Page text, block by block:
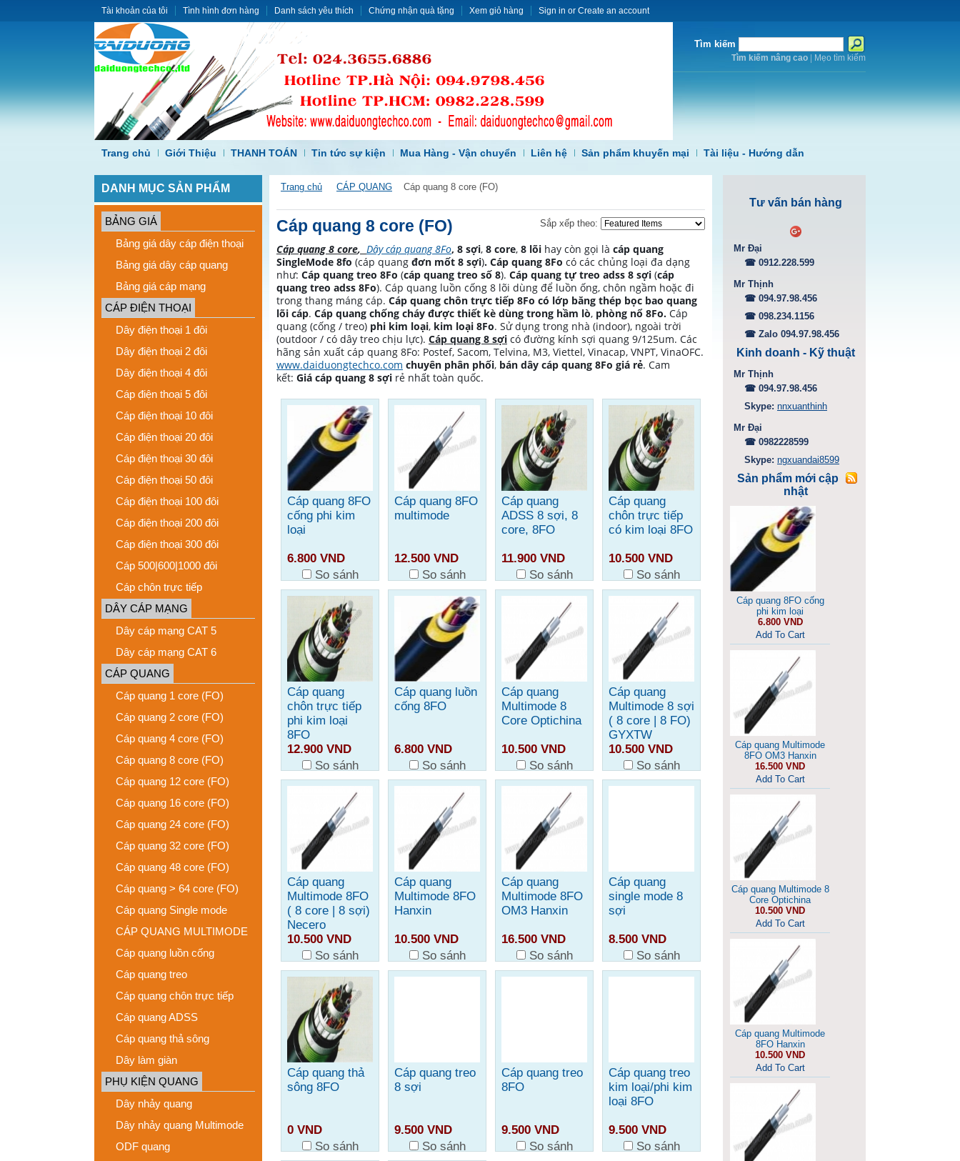
Tài khoản của tôi Tình hình đơn hàng Danh sách yêu thích Chứng nhận quà tặng Xem giỏ hàng Sign in or Create an account
Tìm kiếm
Tìm kiếm nâng cao Mẹo tìm kiếm
Trang chủ Giới Thiệu THANH TOÁN Tin tức sự kiện Mua Hàng - Vận chuyển Liên hệ Sản phẩm khuyến mại Tài liệu - Hướng dẫn
DANH MỤC SẢN PHẨM
BẢNG GIÁ
Bảng giá dây cáp điện thoại
Bảng giá dây cáp quang
Bảng giá cáp mạng
CÁP ĐIỆN THOẠI
Dây điện thoại 1 đôi
Dây điện thoại 2 đôi
Dây điện thoại 4 đôi
Cáp điện thoại 5 đôi
Cáp điện thoại 10 đôi
Cáp điện thoại 20 đôi
Cáp điện thoại 30 đôi
Cáp điện thoại 50 đôi
Cáp điện thoại 100 đôi
Cáp điện thoại 200 đôi
Cáp điện thoại 300 đôi
Cáp 500|600|1000 đôi
Cáp chôn trực tiếp
DÂY CÁP MẠNG
Dây cáp mạng CAT 5
Dây cáp mạng CAT 6
CÁP QUANG
Cáp quang 1 core (FO)
Cáp quang 2 core (FO)
Cáp quang 4 core (FO)
Cáp quang 8 core (FO)
Cáp quang 12 core (FO)
Cáp quang 16 core (FO)
Cáp quang 24 core (FO)
Cáp quang 32 core (FO)
Cáp quang 48 core (FO)
Cáp quang > 64 core (FO)
Cáp quang Single mode
CÁP QUANG MULTIMODE
Cáp quang luồn cống
Cáp quang treo
Cáp quang chôn trực tiếp
Cáp quang ADSS
Cáp quang thả sông
Dây làm giàn
PHỤ KIỆN QUANG
Dây nhảy quang
Dây nhảy quang Multimode
ODF quang
Trang chủ CÁP QUANG Cáp quang 8 core (FO)
Sắp xếp theo:
Cáp quang 8 core (FO)
Cáp quang 8 core, Dây cáp quang 8Fo, 8 sợi, 8 core, 8 lõi hay còn gọi là cáp quang
SingleMode 8fo (cáp quang đơn mốt 8 sợi). Cáp quang 8Fo có các chủng loại đa dạng
như: Cáp quang treo 8Fo (cáp quang treo số 8). Cáp quang tự treo adss 8 sợi (cáp
quang treo adss 8Fo). Cáp quang luồn cống 8 lõi dùng để luồn ống, chôn ngầm hoặc đi
trong thang máng cáp. Cáp quang chôn trực tiếp 8Fo có lớp băng thép bọc bao quang
lõi cáp. Cáp quang chống cháy được thiết kè dùng trong hầm lò, phòng nổ 8Fo. Cáp
quang (cống / treo) phi kim loại, kim loại 8Fo. Sử dụng trong nhà (indoor), ngoài trời
(outdoor / có dây treo chịu lực). Cáp quang 8 sợi có đường kính sợi quang 9/125um. Các
hãng sản xuất cáp quang 8Fo: Postef, Sacom, Telvina, M3, Viettel, Vinacap, VNPT, VinaOFC.
www.daiduongtechco.com chuyên phân phối, bán dây cáp quang 8Fo giá rẻ. Cam
kết: Giá cáp quang 8 sợi rẻ nhất toàn quốc.
Cáp quang 8FO
cống phi kim
loại
6.800 VND
So sánh
Cáp quang 8FO
multimode
12.500 VND
So sánh
Cáp quang
ADSS 8 sợi, 8
core, 8FO
11.900 VND
So sánh
Cáp quang
chôn trực tiếp
có kim loại 8FO
10.500 VND
So sánh
Cáp quang
chôn trực tiếp
phi kim loại
8FO
12.900 VND
So sánh
Cáp quang luồn
cống 8FO
6.800 VND
So sánh
Cáp quang
Multimode 8
Core Optichina
10.500 VND
So sánh
Cáp quang
Multimode 8 sợi
( 8 core | 8 FO)
GYXTW
10.500 VND
So sánh
Cáp quang
Multimode 8FO
( 8 core | 8 sợi)
Necero
10.500 VND
So sánh
Cáp quang
Multimode 8FO
Hanxin
10.500 VND
So sánh
Cáp quang
Multimode 8FO
OM3 Hanxin
16.500 VND
So sánh
Cáp quang
single mode 8
sợi
8.500 VND
So sánh
Cáp quang thả
sông 8FO
0 VND
So sánh
Cáp quang treo
8 sợi
9.500 VND
So sánh
Cáp quang treo
8FO
9.500 VND
So sánh
Cáp quang treo
kim loại/phi kim
loại 8FO
9.500 VND
So sánh
Tư vấn bán hàng
Mr Đại
☎ 0912.228.599
Mr Thịnh
☎ 094.97.98.456
☎ 098.234.1156
☎ Zalo 094.97.98.456
Kinh doanh - Kỹ thuật
Mr Thịnh
☎ 094.97.98.456
Skype: nnxuanthinh
Mr Đại
☎ 0982228599
Skype: ngxuandai8599
Sản phẩm mới cập
nhật
Cáp quang 8FO cống
phi kim loại
6.800 VND
Add To Cart
Cáp quang Multimode
8FO OM3 Hanxin
16.500 VND
Add To Cart
Cáp quang Multimode 8
Core Optichina
10.500 VND
Add To Cart
Cáp quang Multimode
8FO Hanxin
10.500 VND
Add To Cart